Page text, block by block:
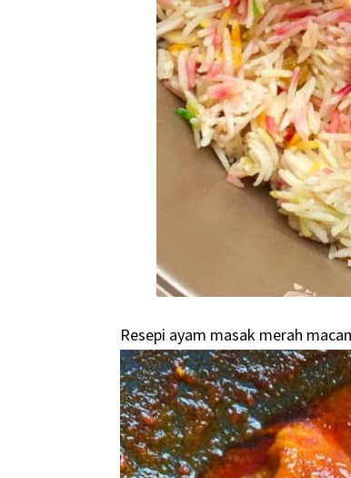
Resepi ayam masak merah